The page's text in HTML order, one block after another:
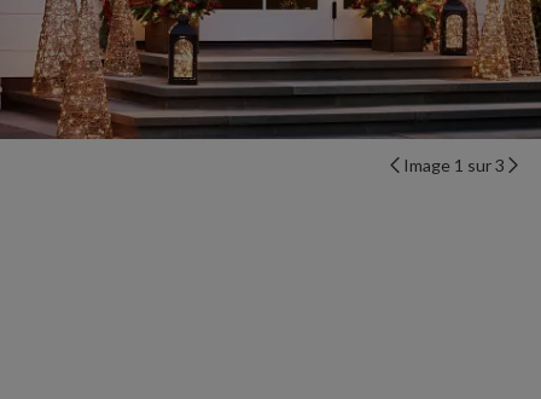
Image 1 sur 3